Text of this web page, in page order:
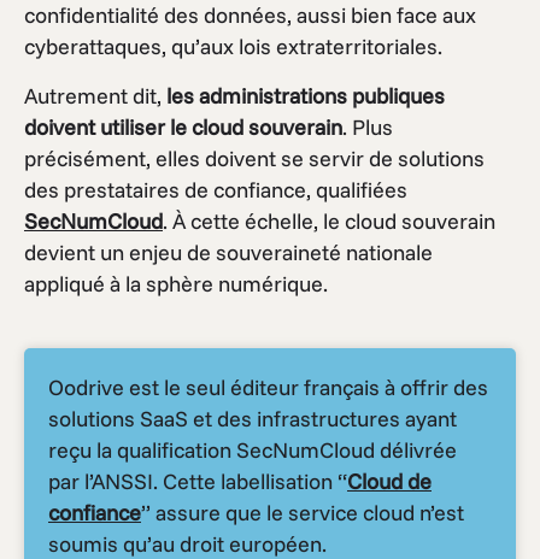
confidentialité des données, aussi bien face aux
cyberattaques, qu’aux lois extraterritoriales.
Autrement dit, les administrations publiques
doivent utiliser le cloud souverain. Plus
précisément, elles doivent se servir de solutions
des prestataires de confiance, qualifiées
SecNumCloud. À cette échelle, le cloud souverain
devient un enjeu de souveraineté nationale
appliqué à la sphère numérique.
Oodrive est le seul éditeur français à offrir des
solutions SaaS et des infrastructures ayant
reçu la qualification SecNumCloud délivrée
par l’ANSSI. Cette labellisation “Cloud de
confiance” assure que le service cloud n’est
soumis qu’au droit européen.